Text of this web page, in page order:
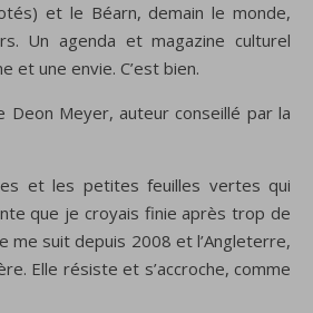
et le Béarn, demain le monde,
Un agenda et magazine culturel
et une envie. C’est bien.
Deon Meyer, auteur conseillé par la
et les petites feuilles vertes qui
que je croyais finie après trop de
me suit depuis 2008 et l’Angleterre,
Elle résiste et s’accroche, comme